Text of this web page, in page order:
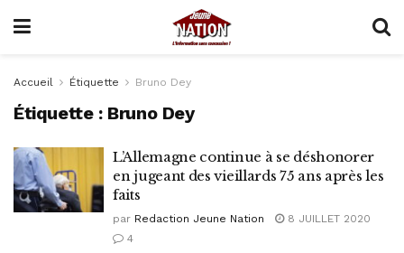
Accueil Étiquette Bruno Dey
Étiquette : Bruno Dey
L’Allemagne continue à se déshonorer
en jugeant des vieillards 75 ans après les
faits
par Redaction Jeune Nation
8 JUILLET 2020
4